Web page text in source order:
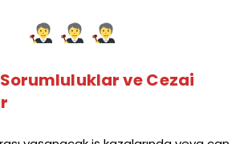
Sorumluluklar ve Cezai